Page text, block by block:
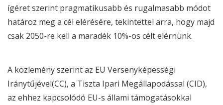
ígéret szerint pragmatikusabb és rugalmasabb módot
határoz meg a cél elérésére, tekintettel arra, hogy majd
csak 2050-re kell a maradék 10%-os célt elérnünk.
A közlemény szerint az EU Versenyképességi
Iránytűjével(CC), a Tiszta Ipari Megállapodással (CID),
az ehhez kapcsolódó EU-s állami támogatásokkal